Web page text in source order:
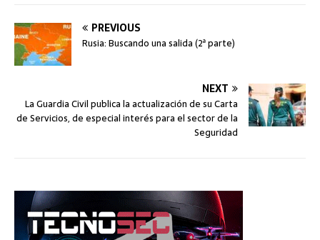
PREVIOUS
Rusia: Buscando una salida (2ª parte)
NEXT
La Guardia Civil publica la actualización de su Carta
de Servicios, de especial interés para el sector de la
Seguridad